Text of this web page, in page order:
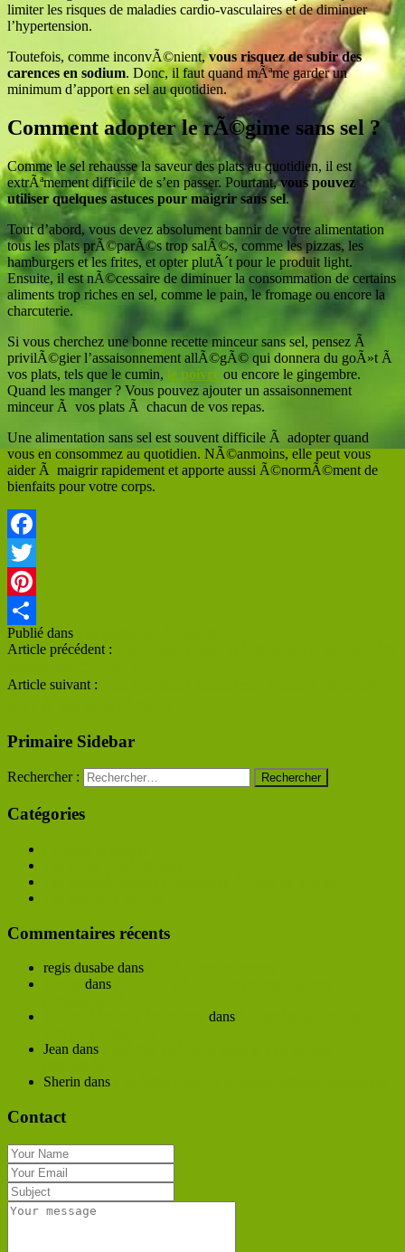
limiter les risques de maladies cardio-vasculaires et de diminuer
l’hypertension.
Toutefois, comme inconvÃ©nient,vous risquez de subir des
carences en sodium. Donc, il faut quand mÃªme garder un
minimum d’apport en sel au quotidien.
Comment adopter le rÃ©gime sans sel ?
Comme le sel rehausse la saveur des plats au quotidien, il est
extrÃªmement difficile de s’en passer. Pourtant,vous pouvez
utiliser quelques astuces pour maigrir sans sel.
Tout d’abord, vous devez absolument bannir de votre alimentation
tous les plats prÃ©parÃ©s trop salÃ©s, comme les pizzas, les
hamburgers et les frites, et opter plutÃ´t pour le produit light.
Ensuite, il est nÃ©cessaire de diminuer la consommation de certains
aliments trop riches en sel, comme le pain, le fromage ou encore la
charcuterie.
Si vous cherchez une bonne recette minceur sans sel, pensez Ã
privilÃ©gier l’assaisonnement allÃ©gÃ© qui donnera du goÃ»t Ã
vos plats, tels que le cumin, le poivre ou encore le gingembre.
Quand les manger ? Vous pouvez ajouter un assaisonnement
minceur Ã vos plats Ã chacun de vos repas.
Une alimentation sans sel est souvent difficile Ã adopter quand
vous en consommez au quotidien. NÃ©anmoins, elle peut vous
aider Ã maigrir rapidement et apporte aussi Ã©normÃ©ment de
bienfaits pour votre corps.
Facebook
Twitter
Pinterest
Partager
Publié dans
Article précédent :
Article suivant :
Primaire Sidebar
Rechercher :
Catégories
Commentaires récents
regis dusabe dans
dans
dans
Jean dans
Sherin dans
Contact